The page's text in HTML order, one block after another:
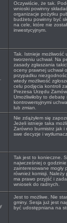
Oczywiście, że tak.
wnioski powinny
organizacje pożytku
budżetu powinny być
na cele, które nie
inwestycyjnym.
Tak. Istnieje możliwość
tworzeniu uchwał. Na
zasady zgłaszania
oceny prawnej uchwał
przypadku
wtedy możliwość
celu podjęcia kontroli
Prezesa Urzędu
Umożliwiłoby to
kontrowersyjnymi
lub zmian.
Nie zdążyłem się
Jeżeli istnieje taka
Zarówno burmistrz jak
swe decyzje i
Tak jest to konieczne.
najwcześniej o
zainteresowane mogły
również komisji.
ma prawo przyjść i
wniosek do radnych.
Jest to możliwe. Nie
gminy. Sesja już jest
być udostępniana na